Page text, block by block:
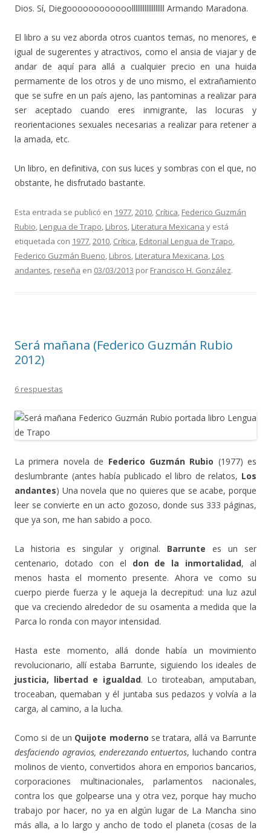
Dios. Sí, Diegoooooooooooollllllllllllllllll Armando Maradona.
El libro a su vez aborda otros cuantos temas, no menores, e
igual de sugerentes y atractivos, como el ansia de viajar y de
andar de aquí para allá a cualquier precio en una huida
permamente de los otros y de uno mismo, el extrañamiento
que se sufre en un país ajeno, las pantominas a realizar para
ser aceptado cuando eres inmigrante, las locuras y
reorientaciones sexuales necesarias a realizar para retener a
la amada, etc.
Un libro, en definitiva, con sus luces y sombras con el que, no
obstante, he disfrutado bastante.
Esta entrada se publicó en 1977,2010, Crítica, Federico Guzmán
Rubio, Lengua de Trapo, Libros, Literatura Mexicana y está
etiquetada con 1977,2010, Crítica, Editorial Lengua de Trapo,
Federico Guzmán Bueno, Libros, Literatura Mexicana, Los
andantes, reseña en 03/03/2013 por Francisco H. González.
Será mañana (Federico Guzmán Rubio
2012)
6 respuestas
La primera novela de Federico Guzmán Rubio (1977) es
deslumbrante (antes había publicado el libro de relatos, Los
andantes) Una novela que no quieres que se acabe, porque
leer se convierte en un acto gozoso, donde sus 333 páginas,
que ya son, me han sabido a poco.
La historia es singular y original. Barrunte es un ser
centenario, dotado con el don de la inmortalidad, al
menos hasta el momento presente. Ahora ve como su
cuerpo pierde fuerza y le aqueja la decrepitud: una luz azul
que va creciendo alrededor de su osamenta a medida que la
Parca lo ronda con mayor intensidad.
Hasta este momento, allá donde había un movimiento
revolucionario, allí estaba Barrunte, siguiendo los ideales de
justicia, libertad e igualdad. Lo tiroteaban, amputaban,
troceaban, quemaban y él juntaba sus pedazos y volvía a la
carga, al camino, a la lucha.
Como si de un Quijote moderno se tratara, allá va Barrunte
desfaciendo agravios, enderezando entuertos, luchando contra
molinos de viento, convertidos ahora en emporios bancarios,
corporaciones multinacionales, parlamentos nacionales,
contra los que golpearse una y otra vez, porque hay mucho
trabajo por hacer, no ya en algún lugar de La Mancha sino
más alla, a lo largo y ancho de todo el planeta (cosas de la